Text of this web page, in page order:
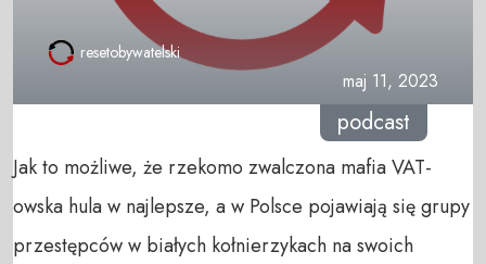
resetobywatelski
maj 11, 2023
podcast
Jak to możliwe, że rzekomo zwalczona mafia VAT-
owska hula w najlepsze, a w Polsce pojawiają się grupy
przestępców w białych kołnierzykach na swoich